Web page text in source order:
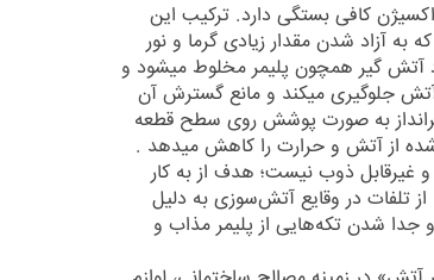
کافی بستگی دارد. ترکیب این
آزاد شدن مقدار زیادی گرما و نور
آتش گیر همچون پلیمر مخلوط میشود و
آتش جلوگیری میکند و مانع گسترش آن
به صورت پوشش روی سطح قطعه
شده از آتش و حرارت را کاهش میدهد .
و غیرقابل ذوب نیست؛ هدف از به کار
شعله کم کردن خطرات آتش سوزی میباشد . حدود ۸۰ درصد از تلفات در وقایع آتش‌سوزی به دلیل
شدن تکه‌هایی از پلیمر مذاب و